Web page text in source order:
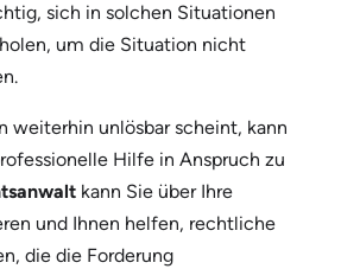
sich in solchen Situationen
um die Situation nicht
weiterhin unlösbar scheint, kann
Hilfe in Anspruch zu
kann Sie über Ihre
und Ihnen helfen, rechtliche
die die Forderung